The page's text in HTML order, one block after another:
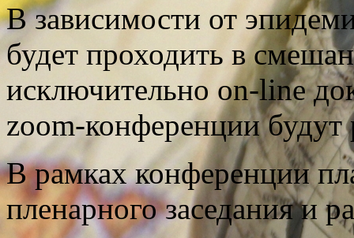
В зависимости от
будет проходить в
исключительно on-line
zoom-конференции будут
В рамках конференции
пленарного заседания и